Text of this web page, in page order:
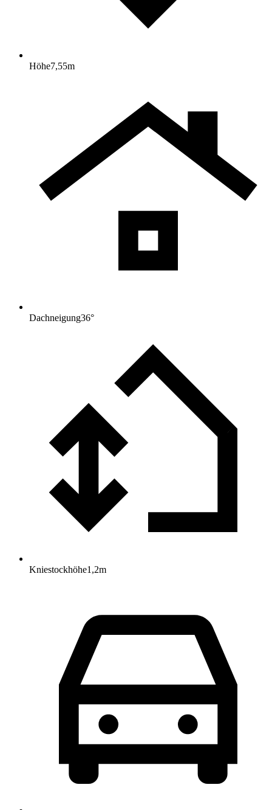
Höhe7,55m
Dachneigung36°
Kniestockhöhe1,2m